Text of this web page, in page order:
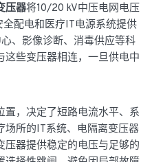
压器将10/20 kV中压电网电压
配电和医疗IT电源系统提供
、影像诊断、消毒供应等科
些变压器相连，一旦供电中
，决定了短路电流水平、系
场所的IT系统、电隔离变压器
器提供稳定的电压与足够的